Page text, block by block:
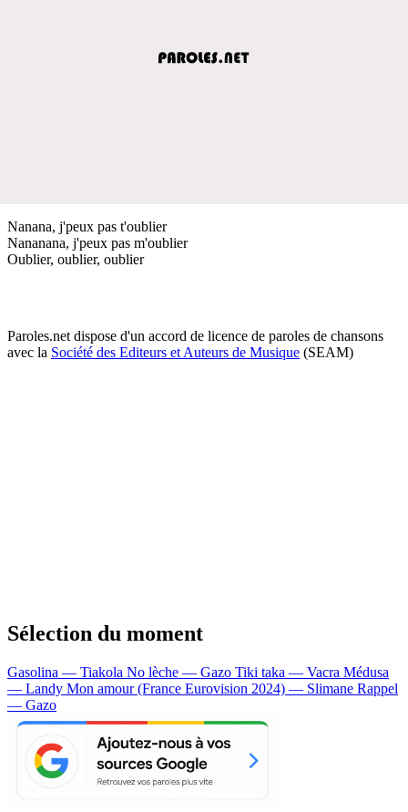
Nanana, j'peux pas t'oublier
Nananana, j'peux pas m'oublier
Oublier, oublier, oublier
Paroles.net dispose d'un accord de licence de paroles de chansons
avec la Société des Editeurs et Auteurs de Musique (SEAM)
Sélection du moment
Gasolina — Tiakola No lèche — Gazo Tiki taka — Vacra Médusa
— Landy Mon amour (France Eurovision 2024) — Slimane Rappel
— Gazo